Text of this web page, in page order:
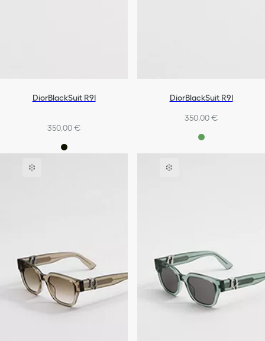
DiorBlackSuit R9I
350,00 €
DiorBlackSuit R9I
350,00 €